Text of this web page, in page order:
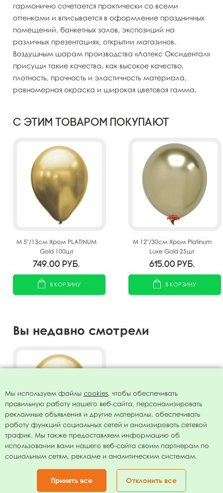
гармонично сочетается практически со всеми
оттенками и вписывается в оформление праздничных
помещений, банкетных залов, экспозиций на
различных презентациях, открытии магазинов.
Воздушным шарам производства «Латекс Оксидентал»
присущи такие качества, как высокое качество,
плотность, прочность и эластичность материала,
равномерная окраска и широкая цветовая гамма.
С этим товаром покупают
M 5"/13см Хром PLATINUM
Gold 100шт
749.00 руб.
В КОРЗИНУ
M 12"/30см Хром Platinum
Luxe Gold 25шт
615.00 руб.
В КОРЗИНУ
Вы недавно смотрели
Воздушный шар 11"/28см
Хром PLATINUM Gold 25шт
499.00руб.
Мы используем файлы cookies, чтобы обеспечивать
правильную работу нашего веб-сайта, персонализировать
рекламные объявления и другие материалы, обеспечивать
работу функций социальных сетей и анализировать сетевой
трафик. Мы также предоставляем информацию об
использовании вами нашего веб-сайта своим партнерам по
социальным сетям, рекламе и аналитическим системам.
Принять все Отклонить все